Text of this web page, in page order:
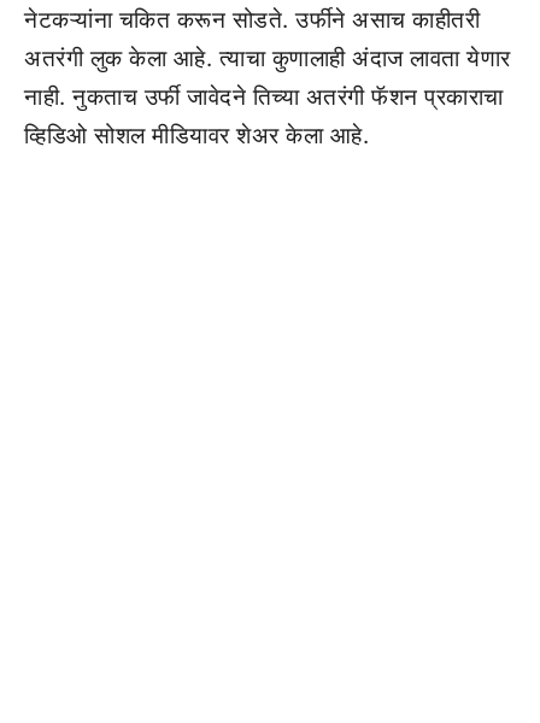
नेटकऱ्यांना चकित करून सोडते. उर्फीने असाच काहीतरी
अतरंगी लुक केला आहे. त्याचा कुणालाही अंदाज लावता येणार
नाही. नुकताच उर्फी जावेदने तिच्या अतरंगी फॅशन प्रकाराचा
व्हिडिओ सोशल मीडियावर शेअर केला आहे.